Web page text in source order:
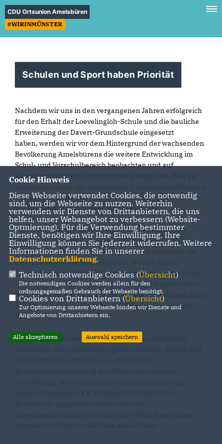
CDU Ortsunion Amelsbüren
#WIRINMÜNSTER
Schulen und Sport haben Priorität
Nachdem wir uns in den vergangenen Jahren erfolgreich
für den Erhalt der Loevelingloh-Schule und die bauliche
Erweiterung der Davert-Grundschule eingesetzt
haben, werden wir vor dem Hintergrund der wachsenden
Bevölkerung Amelsbürens die weitere Entwicklung im
Schul- und Vorschulbereich beobachten und auf
Veränderungen möglichst frühzeitig reagieren. Dies gilt
aus dem Baugebiet Amelsbüren-Süd und perspektivisch
für das geplante Baugebiet "Am Dornbusch".
Die Amelsbürener Vereine liegen uns besonders am
Herzen, da sie unser „Dorf“ u.a. so unverwechselbar
machen. Wir wollen uns daher weiterhin bemühen, die
Eigeninitiativen der Amelsbürener Vereine durch
Zuschüsse und politische Unterstützung zu fördern. Wir
unterstützen als konkretes Vorhaben den Neubau einer
Mehrzweckhalle für die DJK Grün-Weiß Amelsbüren, nicht
zuletzt, weil dort derzeit über 1.600 Sportlerinnen und
Sportler Mitglied sind.
Nachdem in den vergangenen Jahren in zahlreichen
Cookie Hinweis
Diese Webseite verwendet Cookies, die notwendig
sind, um die Webseite zu nutzen. Weiterhin
verwenden wir Dienste von Drittanbietern, die uns
helfen, unser Webangebot zu verbessern (Website-
Optmierung). Für die Verwendung bestimmter
Dienste, benötigen wir Ihre Einwilligung. Ihre
Einwilligung können Sie jederzeit widerrufen. Weitere
Informationen finden Sie in unserer
Datenschutzerklärung.
Technisch notwendige Cookies (Übersicht)
Die notwendigen Cookies werden allein für den
ordnungsgemäßen Gebrauch der Webseite benötigt.
Cookies von Drittanbietern (Übersicht)
Zur Optimierung unserer Webseite binden wir Dienste und
Angebote von Drittanbietern ein.
Alle akzeptieren Auswahl speichern